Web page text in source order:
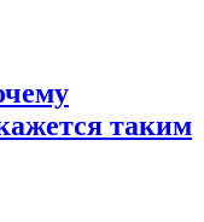
таким